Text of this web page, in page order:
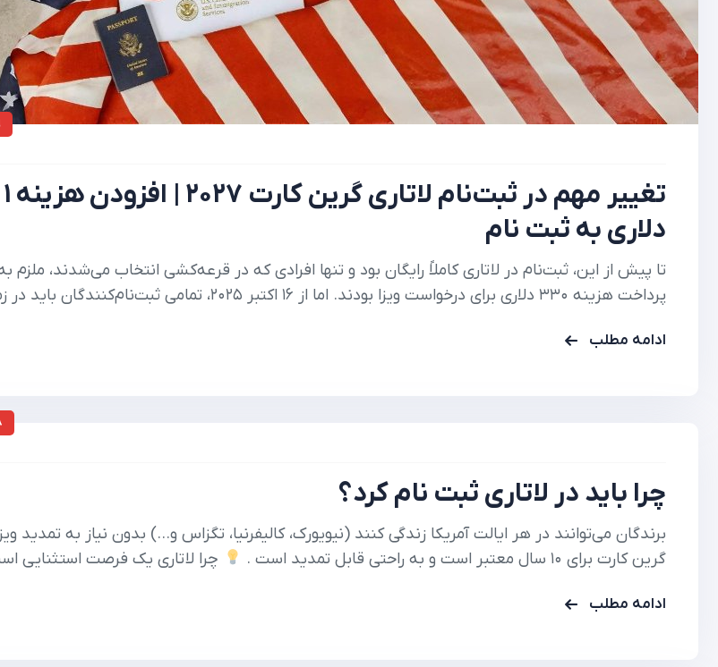
9
تغییر مهم در ثبت‌نام لاتاری گرین کارت ۲۰۲۷ | افزودن هزینه ۱
دلاری به ثبت نام
تا پیش از این، ثبت‌نام در لاتاری کاملاً رایگان بود و تنها افرادی که در قرعه‌کشی انتخاب می‌شدند، ملزم
پرداخت هزینه ۳۳۰ دلاری برای درخواست ویزا بودند. اما از ۱۶ اکتبر ۲۰۲۵، تمامی ثبت‌نام‌کنندگان
ادامه مطلب
8
چرا باید در لاتاری ثبت نام کرد؟
برندگان می‌توانند در هر ایالت آمریکا زندگی کنند (نیویورک، کالیفرنیا، تگزاس و…) بدون نیاز به تمدید
گرین کارت برای ۱۰ سال معتبر است و به راحتی قابل تمدید است .
چرا لاتاری یک فرصت استثنایی
ادامه مطلب